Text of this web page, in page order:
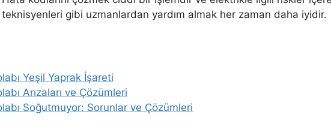
gibi uzmanlardan yardım almak her zaman daha iyidir.
Yeşil Yaprak İşareti
Arızaları ve Çözümleri
Soğutmuyor: Sorunlar ve Çözümleri